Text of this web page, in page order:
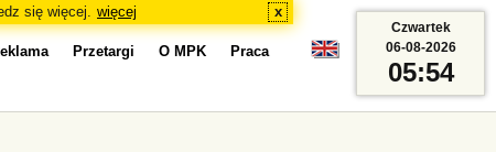
się więcej. więcej x
Przetargi O MPK Praca
Czwartek
06-08-2026
05:54